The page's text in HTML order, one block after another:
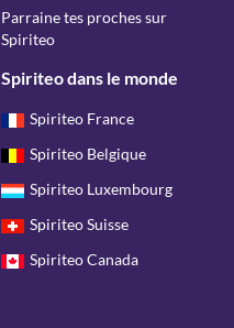
Parraine tes proches sur
Spiriteo
Spiriteo dans le monde
Spiriteo France
Spiriteo Belgique
Spiriteo Luxembourg
Spiriteo Suisse
Spiriteo Canada